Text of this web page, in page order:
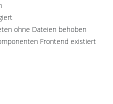
ohne Dateien behoben
Frontend existiert